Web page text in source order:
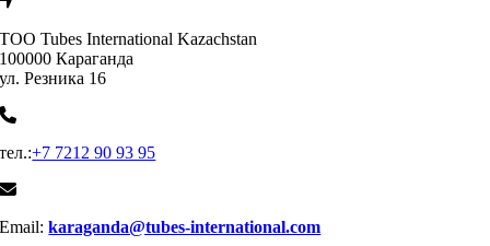
ТОО Tubes International Kazachstan
100000 Караганда
ул. Резника 16
тел.:+7 7212 90 93 95
Email:karaganda@tubes-international.com